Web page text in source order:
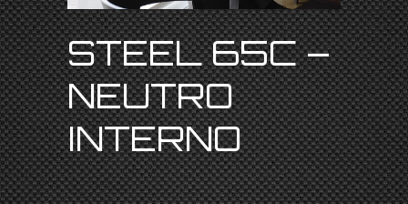
STEEL 65C –
NEUTRO
INTERNO